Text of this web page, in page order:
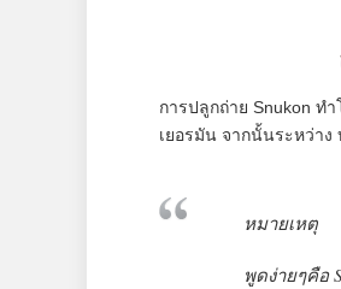
การปลูกถ่าย Snukon ท
เยอรมัน จากนั้นระหว่า
หมายเหตุ
พูดง่ายๆคือ